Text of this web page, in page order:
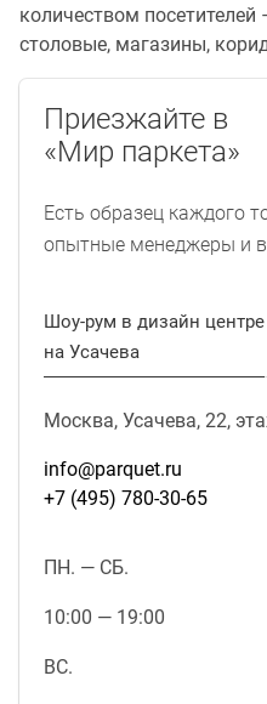
количеством
столовые, магазины,
Приезжайте в
«Мир паркета»
Есть образец каждого
опытные менеджеры и
Шоу-рум в дизайн центре
на Усачева
Москва, Усачева, 22,
info@parquet.ru
+7 (495) 780-30-65
ПН. — СБ.
10:00 — 19:00
ВС.